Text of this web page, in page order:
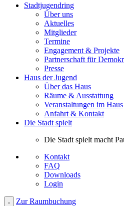
Stadtjugendring
Über uns
Aktuelles
Mitglieder
Termine
Engagement & Projekte
Partnerschaft für
Presse
Haus der Jugend
Über das Haus
Räume & Ausstattung
Veranstaltungen im Haus
Anfahrt & Kontakt
Die Stadt spielt
Die Stadt spielt macht
Kontakt
FAQ
Downloads
Login
Zur Raumbuchung